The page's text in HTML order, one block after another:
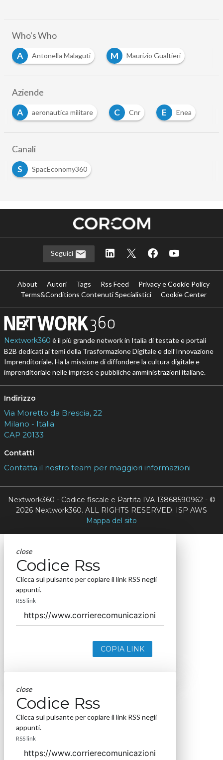
Who's Who
A
Antonella Malaguti M Maurizio Gualtieri
Aziende
A
aeronautica militare C Cnr E Enea
Canali
S
SpacEconomy360
Seguici
About Autori Tags Rss Feed
Privacy e Cookie Policy
Terms&Conditions Contenuti Specialistici
Cookie Center
Nextwork360 è il più grande network in Italia di testate e portali
B2B dedicati ai temi della Trasformazione Digitale e dell’Innovazione
Imprenditoriale. Ha la missione di diffondere la cultura digitale e
imprenditoriale nelle imprese e pubbliche amministrazioni italiane.
Indirizzo
Via Moretto da Brescia, 22
Milano - Italia
CAP 20133
Contatti
Contatta il nostro team per maggiori informazioni
Nextwork360 - Codice fiscale e Partita IVA 13868590962 - ©
2026 Nextwork360. ALL RIGHTS RESERVED. ISP AWS
Mappa del sito
close
Codice Rss
Clicca sul pulsante per copiare il link RSS negli
appunti.
RSS link
COPIA LINK
close
Codice Rss
Clicca sul pulsante per copiare il link RSS negli
appunti.
RSS link